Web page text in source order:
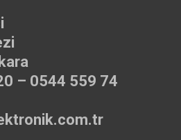
– 0544 559 74